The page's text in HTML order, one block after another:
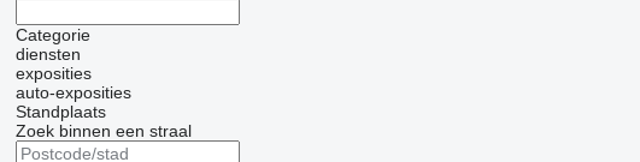
Categorie
diensten
exposities
auto-exposities
Standplaats
Zoek binnen een straal